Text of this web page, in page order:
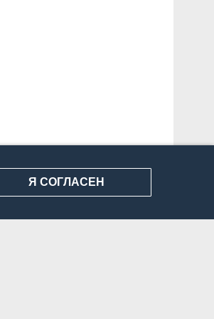
КОНФИДЕНЦИАЛЬНОСТЬ
Я СОГЛАСЕН